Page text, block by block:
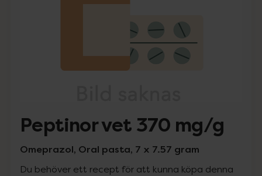
Peptinor vet 370 mg/g
Omeprazol, Oral pasta, 7 x 7.57 gram
Du behöver ett recept för att kunna köpa denna